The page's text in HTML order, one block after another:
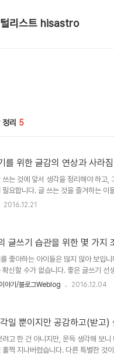
리스트 hisastro
리 5
를 위한 글감의 연상과 사라
쓰는 것에 앞서 생각을 정리해야 하고,
필요합니다. 글 쓰는 것을 즐겨하는 이
다를 수는 있겠으나 적어도 그냥 써지
. 말하려고 했던 건 나름 한다고는 해
려고 하면 연기처럼 사라지는 이 야속
2016.12.21
글쓰기 습관을 위한 몇 가지
좋아하는 아이들은 많지 않아 보입
확신할 수가 없습니다. 좋은 글쓰기 선
때 걔였나 싶을 정도로 괜찮은 글을 쓰
. 그런데, 사실 이 부분에서 찔리는 건
글쓰기를 즐기는 이는 그리 많지 않다
야기/블로그Weblog 2016.12.04
일 뿐이지만 공감하고(받고)
려고 한 건 아니지만, 문득 생각해 보
훌쩍 지나버렸습니다. 다른 특별한 것